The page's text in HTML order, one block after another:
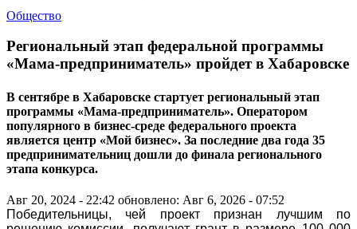
Общество
Региональный этап федеральной программы
«Мама-предприниматель» пройдет в Хабаровске
В сентябре в Хабаровске стартует региональный этап
программы «Мама-предприниматель». Оператором
популярного в бизнес-среде федерального проекта
является центр «Мой бизнес». За последние два года 35
предпринимательниц дошли до финала регионального
этапа конкурса.
Авг 20, 2024 - 22:42 обновлено: Авг 6, 2026 - 07:52
Победительницы, чей проект признан лучшим по